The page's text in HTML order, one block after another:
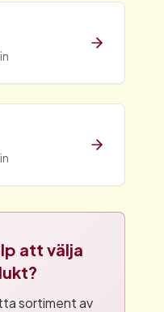
att välja
sortiment av